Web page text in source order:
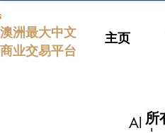
澳洲最大中文
商业交易平台
主页
All所